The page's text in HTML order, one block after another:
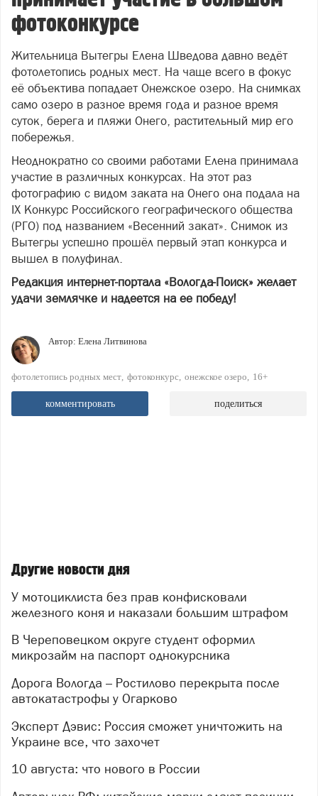
фотоконкурсе
Жительница Вытегры Елена Шведова давно ведёт
фотолетопись родных мест. На чаще всего в фокус
её объектива попадает Онежское озеро. На снимках
само озеро в разное время года и разное время
суток, берега и пляжи Онего, растительный мир его
побережья.
Неоднократно со своими работами Елена принимала
участие в различных конкурсах. На этот раз
фотографию с видом заката на Онего она подала на
IX Конкурс Российского географического общества
(РГО) под названием «Весенний закат». Снимок из
Вытегры успешно прошёл первый этап конкурса и
вышел в полуфинал.
Редакция интернет-портала «Вологда-Поиск» желает
удачи землячке и надеется на ее победу!
Автор: Елена Литвинова
фотолетопись родных мест фотоконкурс онежское озеро 16+
комментировать поделиться
Другие новости дня
У мотоциклиста без прав конфисковали
железного коня и наказали большим штрафом
В Череповецком округе студент оформил
микрозайм на паспорт однокурсника
Дорога Вологда – Ростилово перекрыта после
автокатастрофы у Огарково
Эксперт Дэвис: Россия сможет уничтожить на
Украине все, что захочет
10 августа: что нового в России